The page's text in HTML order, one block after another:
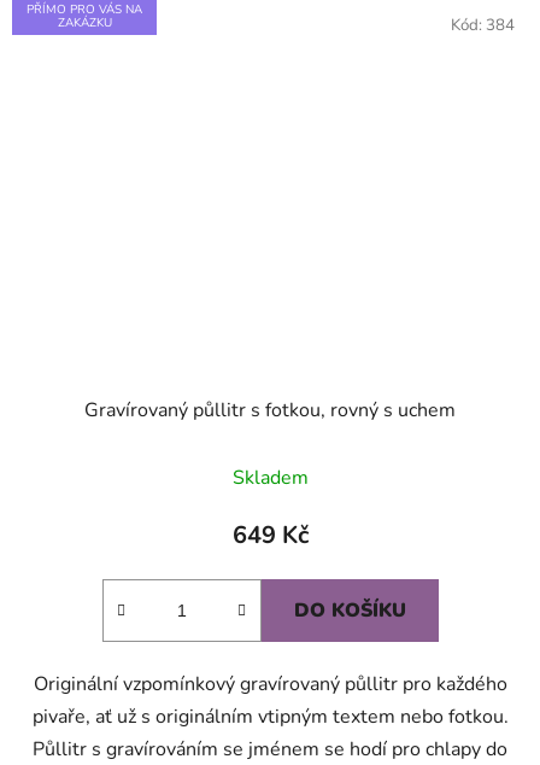
PŘÍMO PRO VÁS NA
ZAKÁZKU
Gravírovaný půllitr s fotkou, rovný s uchem
hodnocení
produktu
5,0
hvězdiček.
Skladem
649 Kč
DO KOŠÍKU
Originální vzpomínkový gravírovaný půllitr pro každého
pivaře, ať už s originálním vtipným textem nebo fotkou.
Půllitr s gravírováním se jménem se hodí pro chlapy do
Kód: 384